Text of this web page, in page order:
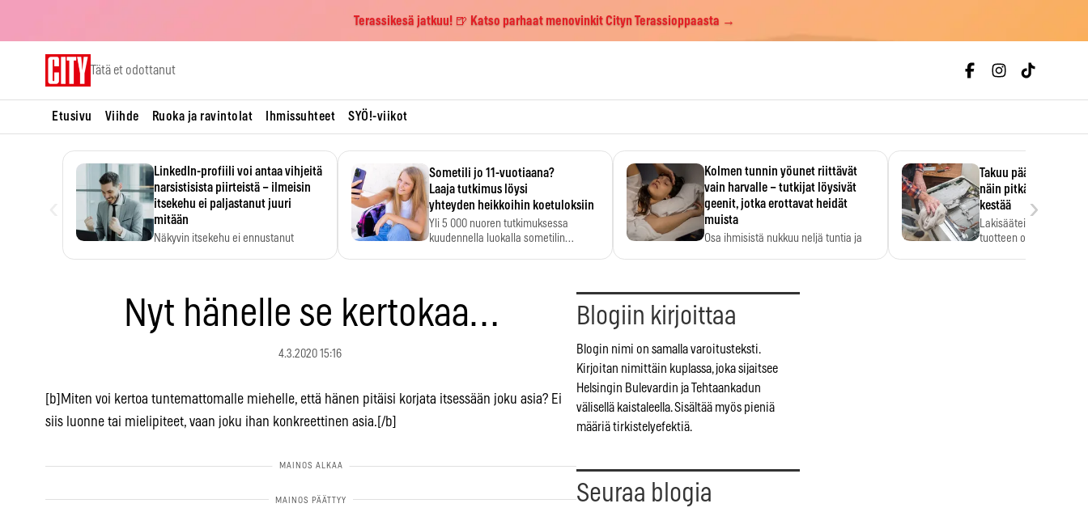
Terassikesä jatkuu! 🍺 Katso parhaat menovinkit Cityn Terassioppaasta →
Tätä et odottanut
Etusivu Viihde Ruoka ja ravintolat Ihmissuhteet SYÖ!-viikot
LinkedIn-profiili voi antaa vihjeitä
narsistisista piirteistä – ilmeisin
itsekehu ei paljastanut juuri
mitään
Näkyvin itsekehu ei ennustanut
Sometili jo 11-vuotiaana?
Laaja tutkimus löysi
yhteyden heikkoihin koetuloksiin
Yli 5 000 nuoren tutkimuksessa
kuudennella luokalla sometilin…
Kolmen tunnin yöunet riittävät
vain harvalle – tutkijat löysivät
geenit, jotka erottavat heidät
muista
Osa ihmisistä nukkuu neljä tuntia ja
Takuu päättyi,
näin pitkään
kestää
Lakisääteinen
tuotteen oletetun
›
Nyt hänelle se kertokaa…
4.3.2020 15:16
[b]Miten voi kertoa tuntemattomalle miehelle, että hänen pitäisi korjata itsessään joku asia? Ei
siis luonne tai mielipiteet, vaan joku ihan konkreettinen asia.[/b]
Blogiin kirjoittaa
Blogin nimi on samalla varoitusteksti.
Kirjoitan nimittäin kuplassa, joka sijaitsee
Helsingin Bulevardin ja Tehtaankadun
välisellä kaistaleella. Sisältää myös pieniä
määriä tirkistelyefektiä.
Seuraa blogia